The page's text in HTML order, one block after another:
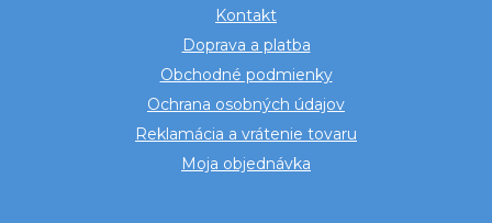
Kontakt
Doprava a platba
Obchodné podmienky
Ochrana osobných údajov
Reklamácia a vrátenie tovaru
Moja objednávka